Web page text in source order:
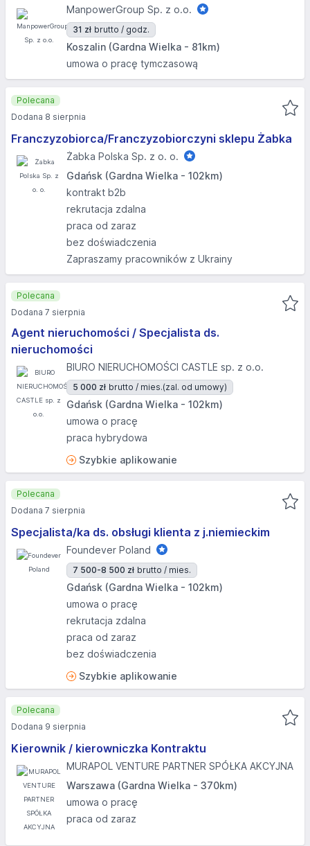
ManpowerGroup Sp. z o.o.
31 zł brutto / godz.
Koszalin (Gardna Wielka - 81km)
umowa o pracę tymczasową
Franczyzobiorca/Franczyzobiorczyni sklepu Żabka
Żabka Polska Sp. z o. o.
Gdańsk (Gardna Wielka - 102km)
kontrakt b2b
rekrutacja zdalna
praca od zaraz
bez doświadczenia
Zapraszamy pracowników z Ukrainy
Polecana
Dodana 8 sierpnia
Agent nieruchomości / Specjalista ds.
nieruchomości
BIURO NIERUCHOMOŚCI CASTLE sp. z o.o.
5 000 zł brutto / mies.(zal. od umowy)
Gdańsk (Gardna Wielka - 102km)
umowa o pracę
praca hybrydowa
Szybkie aplikowanie
Polecana
Dodana 7 sierpnia
Specjalista/ka ds. obsługi klienta z j.niemieckim
Foundever Poland
7 500-8 500 zł brutto / mies.
Gdańsk (Gardna Wielka - 102km)
umowa o pracę
rekrutacja zdalna
praca od zaraz
bez doświadczenia
Szybkie aplikowanie
Polecana
Dodana 7 sierpnia
Kierownik / kierowniczka Kontraktu
MURAPOL VENTURE PARTNER SPÓŁKA AKCYJNA
Warszawa (Gardna Wielka - 370km)
umowa o pracę
praca od zaraz
Polecana
Dodana 9 sierpnia